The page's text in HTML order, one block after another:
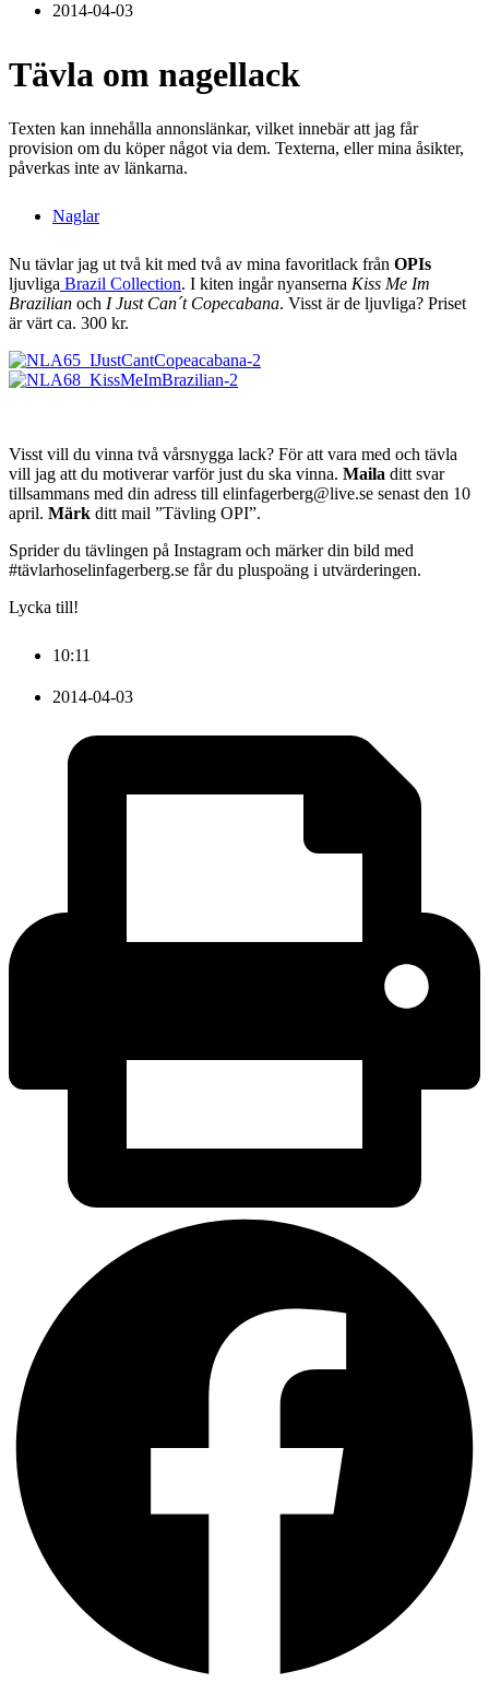
2014-04-03
Tävla om nagellack
Texten kan innehålla annonslänkar, vilket innebär att jag får
provision om du köper något via dem. Texterna, eller mina åsikter,
påverkas inte av länkarna.
Naglar
Nu tävlar jag ut två kit med två av mina favoritlack från OPIs
ljuvliga Brazil Collection. I kiten ingår nyanserna Kiss Me Im
Brazilian och I Just Can´t Copecabana. Visst är de ljuvliga? Priset
är värt ca. 300 kr.
Visst vill du vinna två vårsnygga lack? För att vara med och tävla
vill jag att du motiverar varför just du ska vinna. Maila ditt svar
tillsammans med din adress till elinfagerberg@live.se senast den 10
april. Märk ditt mail ”Tävling OPI”.
Sprider du tävlingen på Instagram och märker din bild med
#tävlarhoselinfagerberg.se får du pluspoäng i utvärderingen.
Lycka till!
10:11
2014-04-03